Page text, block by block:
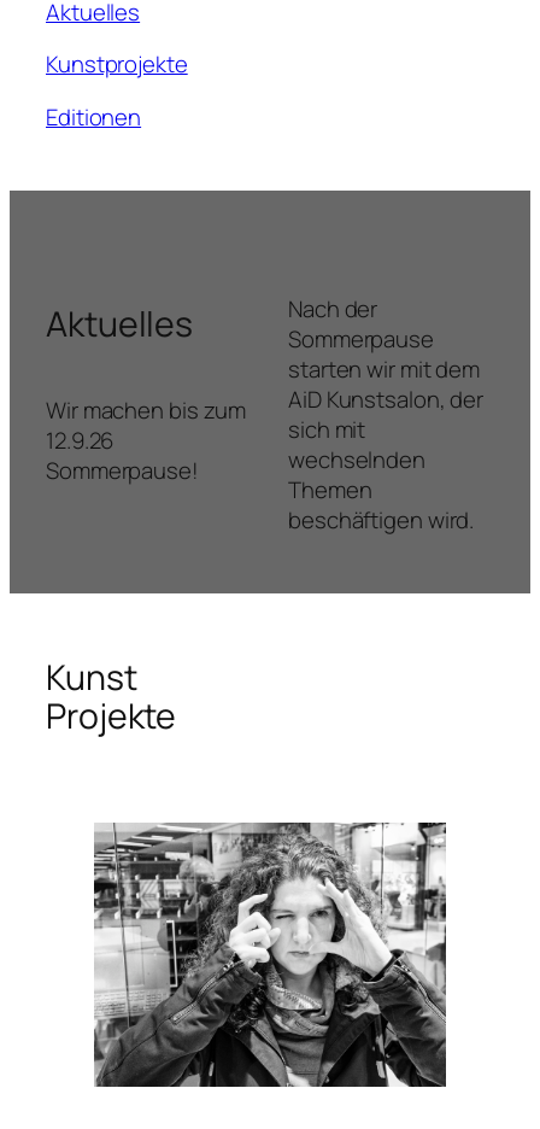
Aktuelles
Kunstprojekte
Editionen
Aktuelles
Wir machen bis zum
12.9.26
Sommerpause!
Nach der
Sommerpause
starten wir mit dem
AiD Kunstsalon, der
sich mit
wechselnden
Themen
beschäftigen wird.
Kunst
Projekte